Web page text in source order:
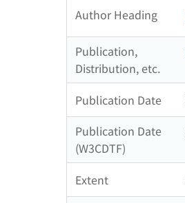
Author Heading
Publication,
Distribution, etc.
Publication Date
Publication Date
(W3CDTF)
Extent